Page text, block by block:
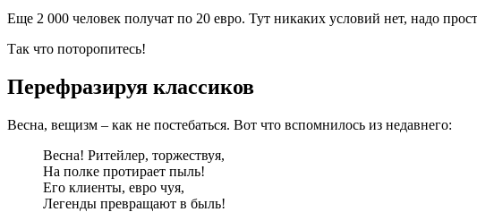
Еще 2 000 человек получат по 20 евро. Тут никаких условий нет, надо
Так что поторопитесь!
Перефразируя классиков
Весна, вещизм – как не постебаться. Вот что вспомнилось из недавнего:
Весна! Ритейлер, торжествуя,
На полке протирает пыль!
Его клиенты, евро чуя,
Легенды превращают в быль!